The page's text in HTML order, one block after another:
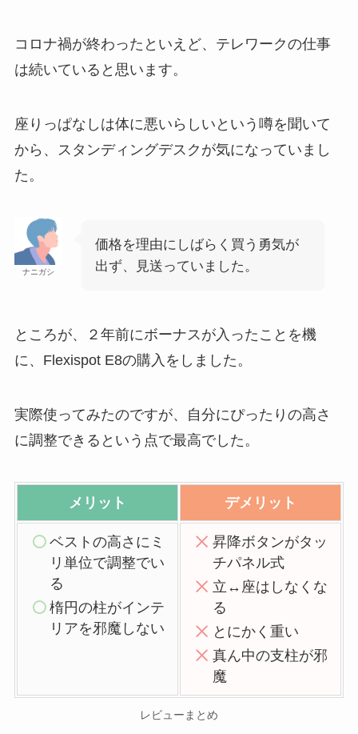
コロナ禍が終わったといえど、テレワークの仕事
は続いていると思います。
座りっぱなしは体に悪いらしいという噂を聞いて
から、スタンディングデスクが気になっていまし
た。
ナニガシ
価格を理由にしばらく買う勇気が
出ず、見送っていました。
ところが、２年前にボーナスが入ったことを機
に、Flexispot E8の購入をしました。
実際使ってみたのですが、自分にぴったりの高さ
に調整できるという点で最高でした。
メリット デメリット
ベストの高さにミ
リ単位で調整でい
る
楕円の柱がインテ
リアを邪魔しない
昇降ボタンがタッ
チパネル式
立↔︎座はしなくな
る
とにかく重い
真ん中の支柱が邪
魔
レビューまとめ